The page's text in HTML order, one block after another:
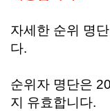
자세한 순위 명
다.
순위자 명단은
지 유효합니다.